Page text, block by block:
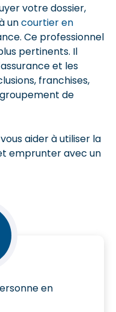
votre dossier,
uncourtier en
Ce professionnel
pertinents. Il
et les
franchises,
de
aider à utiliser la
emprunter avec un
en